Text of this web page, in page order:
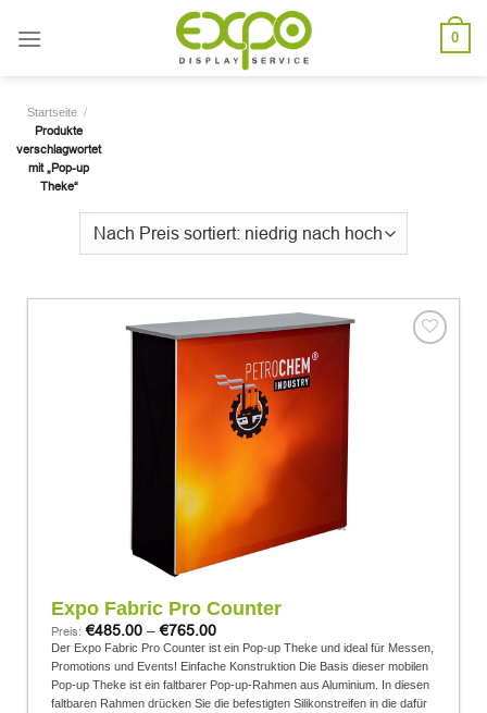
0
Startseite /
Produkte
verschlagwortet
mit „Pop-up
Theke“
Expo Fabric Pro Counter
Preis: €485.00 –€765.00
Der Expo Fabric Pro Counter ist ein Pop-up Theke und ideal für Messen,
Promotions und Events! Einfache Konstruktion Die Basis dieser mobilen
Pop-up Theke ist ein faltbarer Pop-up-Rahmen aus Aluminium. In diesen
faltbaren Rahmen drücken Sie die befestigten Silikonstreifen in die dafür